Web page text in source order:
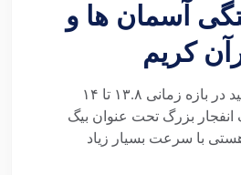
آسمان ها و
کریم
همان‌طور که می‌دانید در بازه زمانی ۱۳.۸ تا ۱۴
انفجار بزرگ تحت عنوان بیگ
با سرعت بسیار زیاد